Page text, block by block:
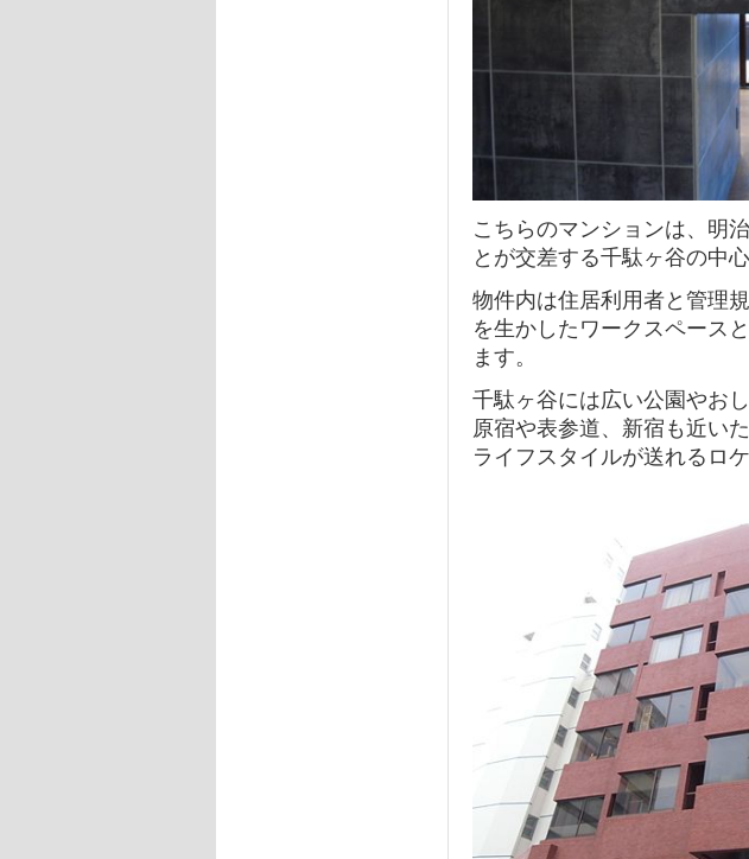
こちらのマンションは、明
とが交差する千駄ヶ谷の中
物件内は住居利用者と管理
を生かしたワークスペース
ます。
千駄ヶ谷には広い公園やお
原宿や表参道、新宿も近い
ライフスタイルが送れるロ